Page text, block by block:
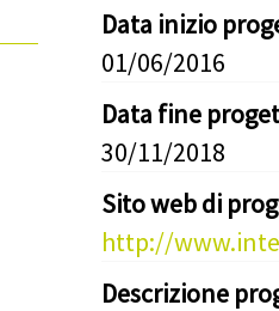
Data inizio
01/06/2016
Data fine
30/11/2018
Sito web di
http://
Descrizione